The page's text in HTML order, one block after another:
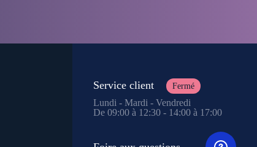
Service client Fermé
Lundi - Mardi - Vendredi
De 09:00 à 12:30 - 14:00 à 17:00